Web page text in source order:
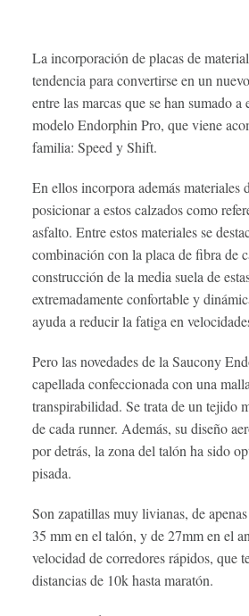
La incorporación de placas de
tendencia para convertirse en un
entre las marcas que se han sumado
modelo Endorphin Pro, que viene
familia: Speed y Shift.
En ellos incorpora además
posicionar a estos calzados como
asfalto. Entre estos materiales se
combinación con la placa de fibra de
construcción de la media suela de
extremadamente confortable y
ayuda a reducir la fatiga en
Pero las novedades de la Saucony
capellada confeccionada con una
transpirabilidad. Se trata de un tejido
de cada runner. Además, su diseño
por detrás, la zona del talón ha sido
pisada.
Son zapatillas muy livianas, de
35 mm en el talón, y de 27mm en el
velocidad de corredores rápidos, que
distancias de 10k hasta maratón.